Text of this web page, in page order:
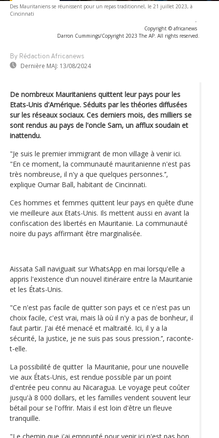
Des Mauritaniens se réunissent pour un repas traditionnel, le 21 juillet 2023, à
Cincinnati
-
Copyright © africanews
Darron Cummings/Copyright 2023 The AP. All rights reserved.
By Rédaction Africanews
Dernière MAJ: 13/08/2024
De nombreux Mauritaniens quittent leur pays pour les
Etats-Unis d'Amérique. Séduits par les théories diffusées
sur les réseaux sociaux. Ces derniers mois, des milliers se
sont rendus au pays de l'oncle Sam, un afflux soudain et
inattendu.
"Je suis le premier immigrant de mon village à venir ici.
"En ce moment, la communauté mauritanienne n'est pas
très nombreuse, il n'y a que quelques personnes.’’,
explique Oumar Ball, habitant de Cincinnati.
Ces hommes et femmes quittent leur pays en quête d’une
vie meilleure aux Etats-Unis. Ils mettent aussi en avant la
confiscation des libertés en Mauritanie. La communauté
noire du pays affirmant être marginalisée.
Aissata Sall naviguait sur WhatsApp en mai lorsqu'elle a
appris l'existence d'un nouvel itinéraire entre la Mauritanie
et les États-Unis.
"Ce n'est pas facile de quitter son pays et ce n'est pas un
choix facile, c'est vrai, mais là où il n'y a pas de bonheur, il
faut partir. J'ai été menacé et maltraité. Ici, il y a la
sécurité, la justice, je ne suis pas sous pression.’’, raconte-
t-elle.
La possibilité de quitter la Mauritanie, pour une nouvelle
vie aux États-Unis, est rendue possible par un point
d'entrée peu connu au Nicaragua. Le voyage peut coûter
jusqu'à 8 000 dollars, et les familles vendent souvent leur
bétail pour se l'offrir. Mais il est loin d'être un fleuve
tranquille.